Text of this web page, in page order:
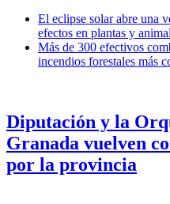
El eclipse solar abre una
efectos en plantas y
Más de 300 efectivos
incendios forestales más
Diputación y la
Granada vuelven
por la provincia